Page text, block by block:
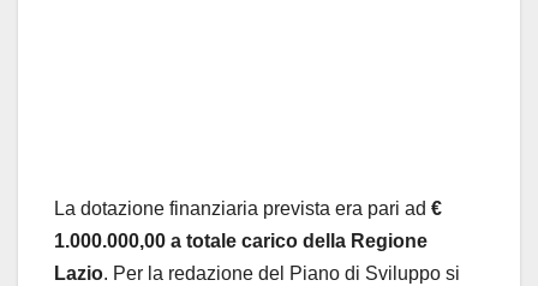
La dotazione finanziaria prevista era pari ad €
1.000.000,00 a totale carico della Regione
Lazio. Per la redazione del Piano di Sviluppo si